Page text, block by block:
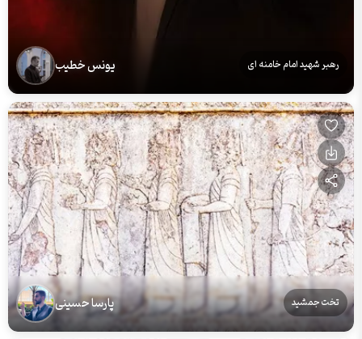
رهبر شهید امام خامنه ای یونس خطیب
تخت جمشید پارسا حسینی